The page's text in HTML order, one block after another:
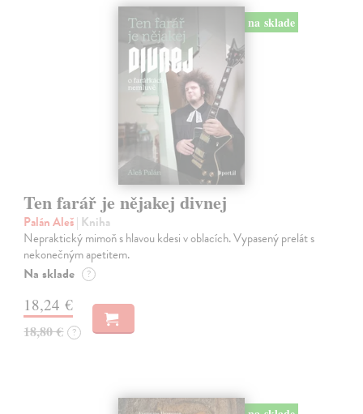
na sklade
Ten farář je nějakej divnej
Palán Aleš| Kniha
Nepraktický mimoň s hlavou kdesi v oblacích. Vypasený prelát s
nekonečným apetitem.
Na sklade ?
18,24 €
18,80 € ?